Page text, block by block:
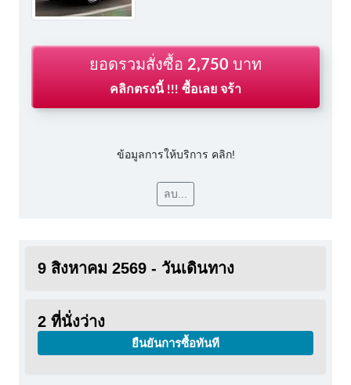
ยอดรวมสั่งซื้อ 2,750 บาท
คลิกตรงนี้ !!! ซื้อเลย จร้า
ข้อมูลการให้บริการ คลิก!
ลบ...
9 สิงหาคม 2569 - วันเดินทาง
2 ที่นั่งว่าง
ยืนยันการซื้อทันที